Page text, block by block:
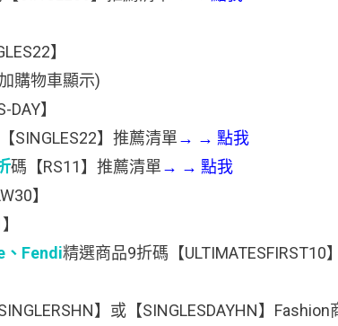
】
購物車顯示)
】
SINGLES22】推薦清單→ → 點我
碼【RS11】推薦清單→ → 點我
】
Fendi精選商品9折碼【ULTIMATESFIRST10】
】或【SINGLESDAYHN】Fashion